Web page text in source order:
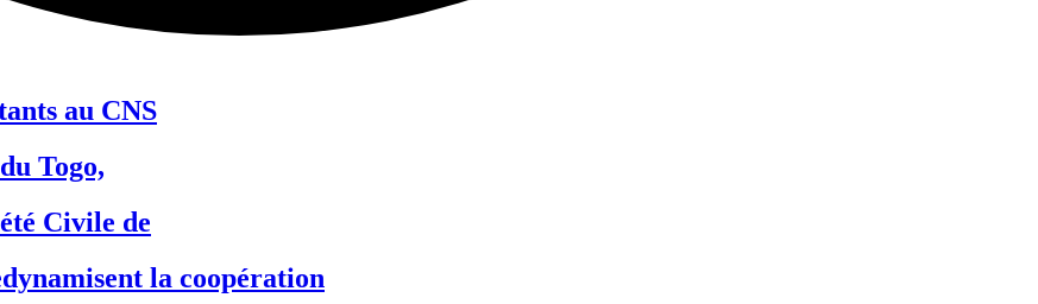
au CNS
Togo,
Civile de
la coopération